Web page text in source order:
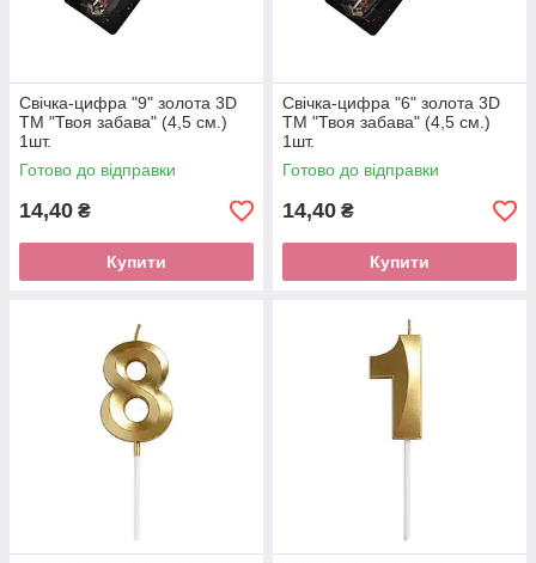
Свічка-цифра "9" золота 3D
ТМ "Твоя забава" (4,5 см.)
1шт.
Готово до відправки
14,40 ₴
Купити
Свічка-цифра "6" золота 3D
ТМ "Твоя забава" (4,5 см.)
1шт.
Готово до відправки
14,40 ₴
Купити